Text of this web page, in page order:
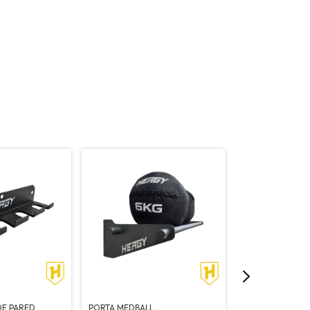
PARED PORTA MEDBALL